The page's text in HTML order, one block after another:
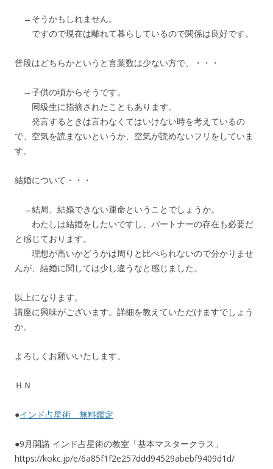
→そうかもしれません。
ですので現在は離れて暮らしているので関係は良好です。
普段はどちらかというと言葉数は少ない方で、・・・
→子供の頃からそうです。
同級生に指摘されたこともあります。
発言するときは言わなくてはいけない時を考えているの
で、空気を読まないというか、空気が読めないフリをしていま
す。
結婚について・・・
→結局、結婚できない運命ということでしょうか。
わたしは結婚をしたいですし、パートナーの存在も必要だ
と感じております。
理想が高いかどうかは周りと比べられないので分かりませ
んが、結婚に関しては少し違うなと感じました。
以上になります。
講座に興味がございます。詳細を教えていただけますでしょう
か。
よろしくお願いいたします。
ＨＮ
●インド占星術 無料鑑定
●9月開講 インド占星術の教室「基本マスタークラス」
https://kokc.jp/e/6a85f1f2e257ddd94529abebf9409d1d/